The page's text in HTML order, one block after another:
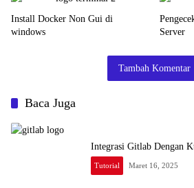
Install Docker Non Gui di
windows
Server
Tambah Komentar
Baca Juga
Integrasi Gitlab Dengan
Tutorial Maret 16, 2025